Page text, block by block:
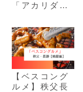
「アカリダイ
厚な梅しそア
ジフライ定食
【ベスコング
ルメ】秩父長